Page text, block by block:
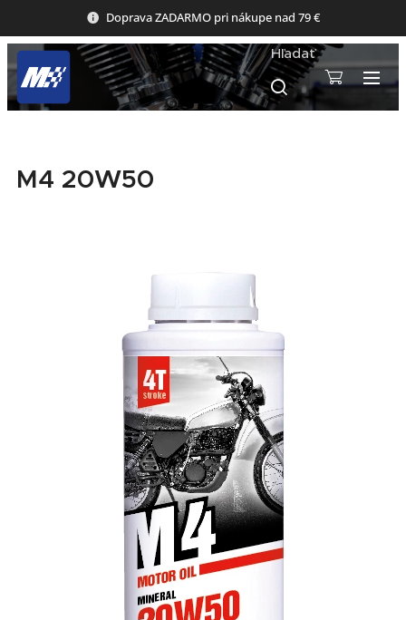
Doprava ZADARMO pri nákupe nad 79 €
Hľadať
M4 20W50